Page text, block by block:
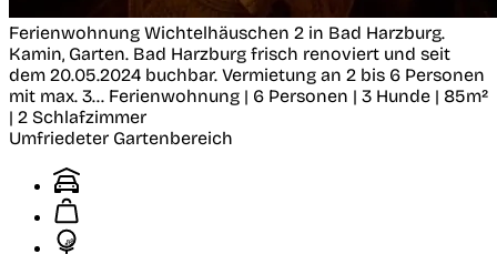
Ferienwohnung Wichtelhäuschen 2 in Bad Harzburg.
Kamin, Garten. Bad Harzburg frisch renoviert und seit
dem 20.05.2024 buchbar. Vermietung an 2 bis 6 Personen
mit max. 3... Ferienwohnung | 6 Personen | 3 Hunde | 85m²
| 2 Schlafzimmer
Umfriedeter Gartenbereich